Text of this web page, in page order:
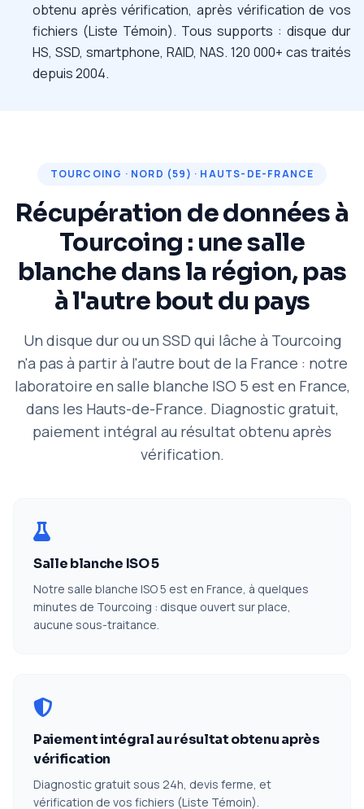
obtenu après vérification, après vérification de vos
fichiers (Liste Témoin). Tous supports : disque dur
HS, SSD, smartphone, RAID, NAS. 120 000+ cas traités
depuis 2004.
TOURCOING · NORD (59) · HAUTS-DE-FRANCE
Récupération de données à
Tourcoing : une salle
blanche dans la région, pas
à l'autre bout du pays
Un disque dur ou un SSD qui lâche à Tourcoing
n'a pas à partir à l'autre bout de la France : notre
laboratoire en salle blanche ISO 5 est en France,
dans les Hauts-de-France. Diagnostic gratuit,
paiement intégral au résultat obtenu après
vérification.
Salle blanche ISO 5
Notre salle blanche ISO 5 est en France, à quelques
minutes de Tourcoing : disque ouvert sur place,
aucune sous-traitance.
Paiement intégral au résultat obtenu après
vérification
Diagnostic gratuit sous 24h, devis ferme, et
vérification de vos fichiers (Liste Témoin).